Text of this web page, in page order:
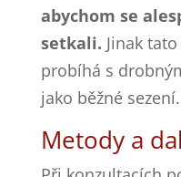
abychom se
setkali. Jinak
probíhá s
jako běžné sezení.
Metody a